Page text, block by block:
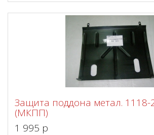
Защита поддона метал. 1118-
(МКПП)
1 995 p